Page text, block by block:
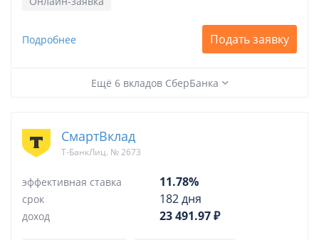
Подробнее Подать заявку
Ещё 6 вкладов СберБанка
СмартВклад
Т-БанкЛиц. № 2673
11.78%
эффективная ставка
182 дня
срок
23 491.97 ₽
доход